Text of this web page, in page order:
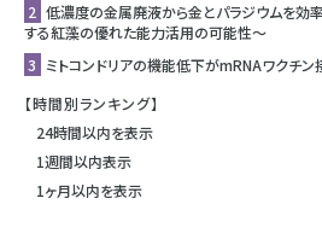
2 低濃度の金属廃液から金とパラジウムを効
する紅藻の優れた能力活用の可能性～
3 ミトコンドリアの機能低下がmRNAワクチ
【時間別ランキング】
24時間以内を表示
1週間以内表示
1ヶ月以内を表示